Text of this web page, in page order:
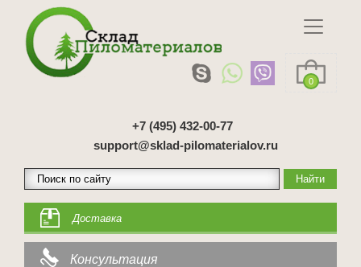
0
+7 (495) 432-00-77
support@sklad-pilomaterialov.ru
Доставка
Консультация